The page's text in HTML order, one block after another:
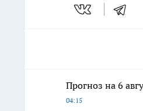
Прогноз на 6
04:15